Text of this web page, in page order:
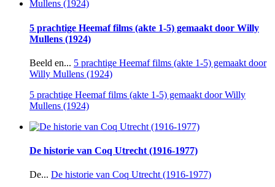
5 prachtige Heemaf films (akte 1-5) gemaakt door Willy
Mullens (1924)
Beeld en... 5 prachtige Heemaf films (akte 1-5) gemaakt door
Willy Mullens (1924)
5 prachtige Heemaf films (akte 1-5) gemaakt door Willy
Mullens (1924)
De historie van Coq Utrecht (1916-1977)
De... De historie van Coq Utrecht (1916-1977)